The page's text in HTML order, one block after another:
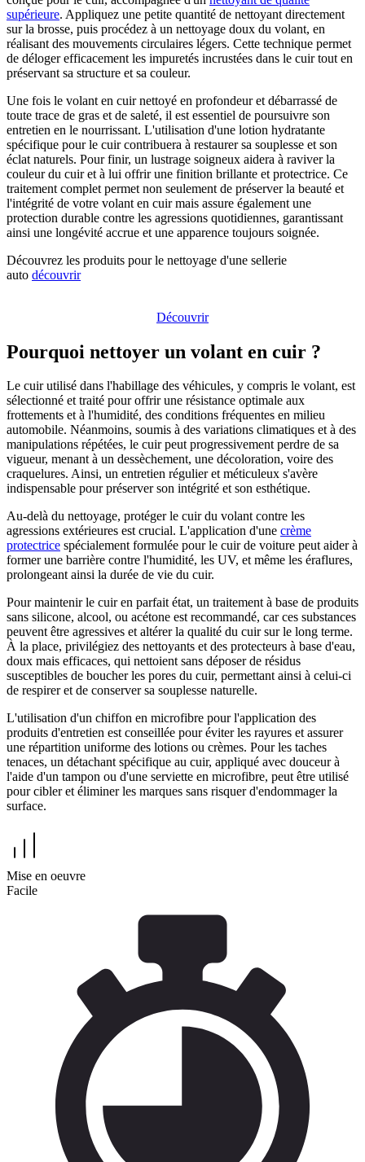
supérieure. Appliquez une petite quantité de nettoyant directement
sur la brosse, puis procédez à un nettoyage doux du volant, en
réalisant des mouvements circulaires légers. Cette technique permet
de déloger efficacement les impuretés incrustées dans le cuir tout en
préservant sa structure et sa couleur.
Une fois le volant en cuir nettoyé en profondeur et débarrassé de
toute trace de gras et de saleté, il est essentiel de poursuivre son
entretien en le nourrissant. L'utilisation d'une lotion hydratante
spécifique pour le cuir contribuera à restaurer sa souplesse et son
éclat naturels. Pour finir, un lustrage soigneux aidera à raviver la
couleur du cuir et à lui offrir une finition brillante et protectrice. Ce
traitement complet permet non seulement de préserver la beauté et
l'intégrité de votre volant en cuir mais assure également une
protection durable contre les agressions quotidiennes, garantissant
ainsi une longévité accrue et une apparence toujours soignée.
Découvrez les produits pour le nettoyage d'une sellerie
auto découvrir
Découvrir
Pourquoi nettoyer un volant en cuir ?
Le cuir utilisé dans l'habillage des véhicules, y compris le volant, est
sélectionné et traité pour offrir une résistance optimale aux
frottements et à l'humidité, des conditions fréquentes en milieu
automobile. Néanmoins, soumis à des variations climatiques et à des
manipulations répétées, le cuir peut progressivement perdre de sa
vigueur, menant à un dessèchement, une décoloration, voire des
craquelures. Ainsi, un entretien régulier et méticuleux s'avère
indispensable pour préserver son intégrité et son esthétique.
Au-delà du nettoyage, protéger le cuir du volant contre les
agressions extérieures est crucial. L'application d'une crème
protectrice spécialement formulée pour le cuir de voiture peut aider à
former une barrière contre l'humidité, les UV, et même les éraflures,
prolongeant ainsi la durée de vie du cuir.
Pour maintenir le cuir en parfait état, un traitement à base de produits
sans silicone, alcool, ou acétone est recommandé, car ces substances
peuvent être agressives et altérer la qualité du cuir sur le long terme.
À la place, privilégiez des nettoyants et des protecteurs à base d'eau,
doux mais efficaces, qui nettoient sans déposer de résidus
susceptibles de boucher les pores du cuir, permettant ainsi à celui-ci
de respirer et de conserver sa souplesse naturelle.
L'utilisation d'un chiffon en microfibre pour l'application des
produits d'entretien est conseillée pour éviter les rayures et assurer
une répartition uniforme des lotions ou crèmes. Pour les taches
tenaces, un détachant spécifique au cuir, appliqué avec douceur à
l'aide d'un tampon ou d'une serviette en microfibre, peut être utilisé
pour cibler et éliminer les marques sans risquer d'endommager la
surface.
Mise en oeuvre
Facile